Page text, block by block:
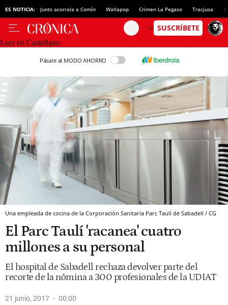
ES NOTICIA: Junts acorrala a Comín Wallapop Crimen La Pegaso Tracjusa
Leer en Castellano
Pásate al MODO AHORRO
Una empleada de cocina de la Corporación Sanitaria Parc Taulí de Sabadell / CG
El Parc Taulí 'racanea' cuatro
millones a su personal
El hospital de Sabadell rechaza devolver parte del
recorte de la nómina a 300 profesionales de la UDIAT
21 junio, 2017 00:00